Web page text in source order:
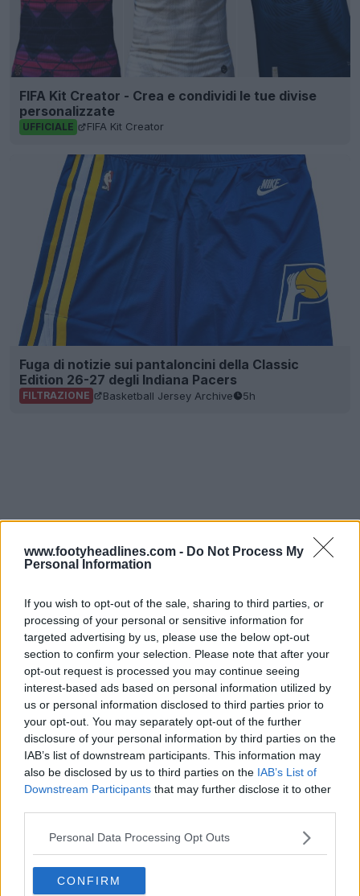
www.footyheadlines.com - Do Not Process My
Personal Information
If you wish to opt-out of the sale, sharing to third parties, or
processing of your personal or sensitive information for
targeted advertising by us, please use the below opt-out
section to confirm your selection. Please note that after your
opt-out request is processed you may continue seeing
interest-based ads based on personal information utilized by
us or personal information disclosed to third parties prior to
your opt-out. You may separately opt-out of the further
disclosure of your personal information by third parties on the
IAB’s list of downstream participants. This information may
also be disclosed by us to third parties on the IAB’s List of
Downstream Participants that may further disclose it to other
Personal Data Processing Opt Outs
CONFIRM
FIFA Kit Creator - Crea e condividi le tue divise
personalizzate
UFFICIALE FIFA Kit Creator
Fuga di notizie sui pantaloncini della Classic
Edition 26-27 degli Indiana Pacers
FILTRAZIONE Basketball Jersey Archive 5h